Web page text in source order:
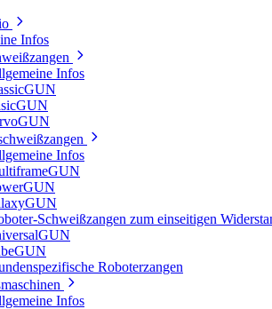
Infos
Infos
Infos
Schweißzangen zum einseitigen
Roboterzangen
Infos